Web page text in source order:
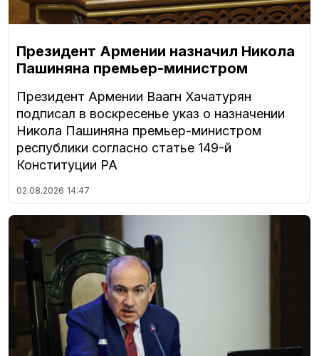
Президент Армении назначил Никола
Пашиняна премьер-министром
Президент Армении Ваагн Хачатурян
подписал в воскресенье указ о назначении
Никола Пашиняна премьер-министром
республики согласно статье 149-й
Конституции РА
02.08.2026 14:47